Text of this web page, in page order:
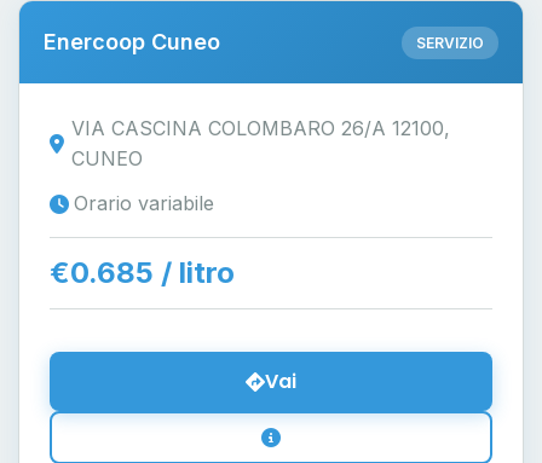
Enercoop Cuneo SERVIZIO
VIA CASCINA COLOMBARO 26/A 12100,
CUNEO
Orario variabile
€0.685 / litro
Vai